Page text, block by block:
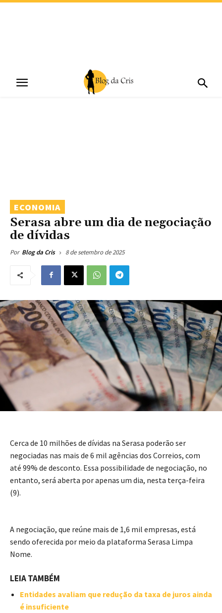
ECONOMIA
Serasa abre um dia de negociação
de dívidas
Por Blog da Cris 8 de setembro de 2025
Cerca de 10 milhões de dívidas na Serasa poderão ser
negociadas nas mais de 6 mil agências dos Correios, com
até 99% de desconto. Essa possibilidade de negociação, no
entanto, será aberta por apenas um dia, nesta terça-feira
(9).
A negociação, que reúne mais de 1,6 mil empresas, está
sendo oferecida por meio da plataforma Serasa Limpa
Nome.
LEIA TAMBÉM
Entidades avaliam que redução da taxa de juros ainda
é insuficiente